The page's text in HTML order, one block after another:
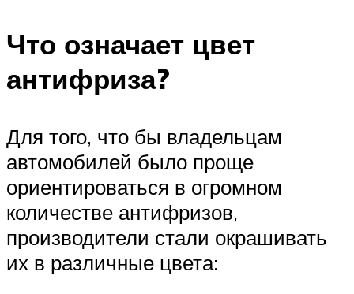
Что означает цвет
антифриза?
Для того, что бы владельцам
автомобилей было проще
ориентироваться в огромном
количестве антифризов,
производители стали окрашивать
их в различные цвета: